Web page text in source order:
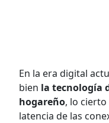
En la era digital
bien la tecnología
hogareño, lo
latencia de las